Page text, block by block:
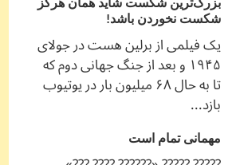
بزرگ‌ترین شکست شاید همان هرگز
شکست نخوردن باشد!
یک فیلمی از برلین هست در جولای
۱۹۴۵ و بعد از جنگ جهانی دوم که
تا به حال ۶۸ میلیون بار در یوتیوب
بازد...
مهمانی تمام است